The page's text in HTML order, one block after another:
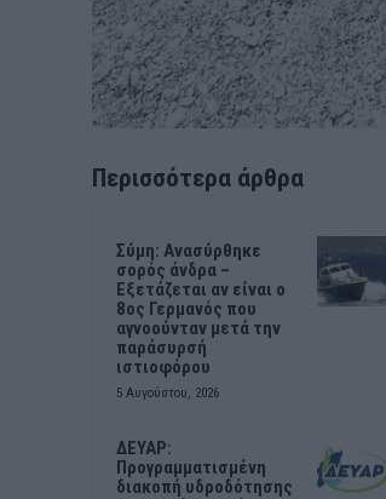
Περισσότερα άρθρα
Σύμη: Ανασύρθηκε
σορός άνδρα –
Εξετάζεται αν είναι ο
8ος Γερμανός που
αγνοούνταν μετά την
παράσυρσή
ιστιοφόρου
5 Αυγούστου, 2026
ΔΕΥΑΡ:
Προγραμματισμένη
διακοπή υδροδότησης